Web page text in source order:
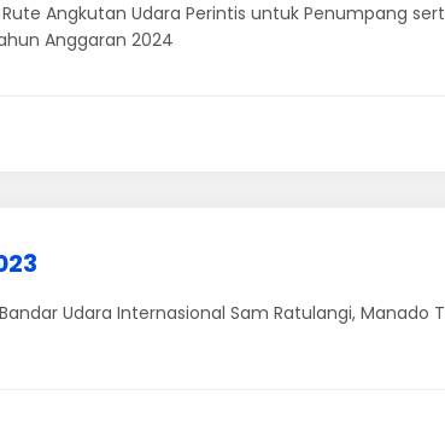
Angkutan Udara Perintis untuk Penumpang
Anggaran 2024
Udara Internasional Sam Ratulangi, Manado